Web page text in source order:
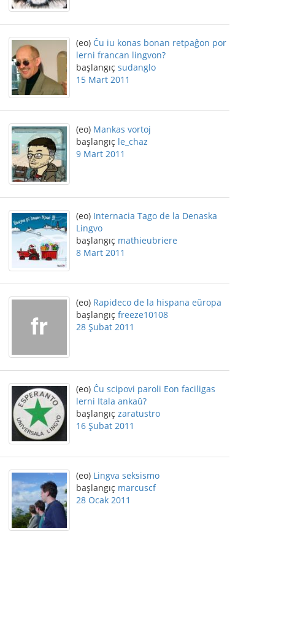
(eo) Ĉu iu konas bonan retpaĝon por
lerni francan lingvon?
başlangıç sudanglo
15 Mart 2011
(eo) Mankas vortoj
başlangıç le_chaz
9 Mart 2011
(eo) Internacia Tago de la Denaska
Lingvo
başlangıç mathieubriere
8 Mart 2011
(eo) Rapideco de la hispana eŭropa
başlangıç freeze10108
28 Şubat 2011
(eo) Ĉu scipovi paroli Eon faciligas
lerni Itala ankaŭ?
başlangıç zaratustro
16 Şubat 2011
(eo) Lingva seksismo
başlangıç marcuscf
28 Ocak 2011